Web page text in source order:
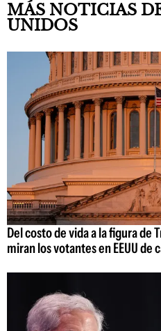
MÁS NOTICIAS
UNIDOS
Del costo de vida a la figura de
miran los votantes en EEUU de